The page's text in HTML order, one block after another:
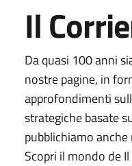
Il
Da quasi 100 anni
nostre pagine, in
approfondimenti
strategiche basate
pubblichiamo
Scopri il mondo de